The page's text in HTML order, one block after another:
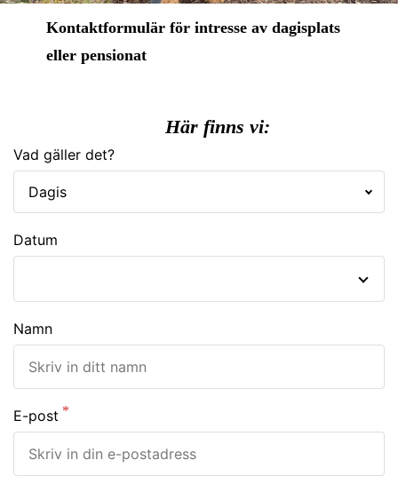
Kontaktformulär för intresse av dagisplats
eller pensionat
Här finns vi:
Vad gäller det?
Datum
Namn
E-post